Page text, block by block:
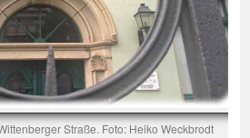
Straße. Foto: Heiko Weckbrodt